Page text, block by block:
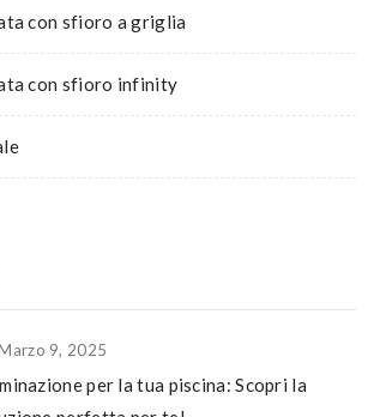
con sfioro a griglia
con sfioro infinity
9, 2025
per la tua piscina: Scopri la